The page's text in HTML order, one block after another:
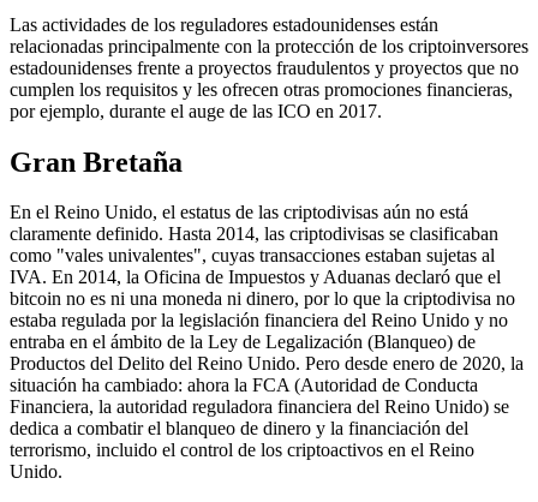
Las actividades de los reguladores estadounidenses están
relacionadas principalmente con la protección de los criptoinversores
estadounidenses frente a proyectos fraudulentos y proyectos que no
cumplen los requisitos y les ofrecen otras promociones financieras,
por ejemplo, durante el auge de las ICO en 2017.
Gran Bretaña
En el Reino Unido, el estatus de las criptodivisas aún no está
claramente definido. Hasta 2014, las criptodivisas se clasificaban
como "vales univalentes", cuyas transacciones estaban sujetas al
IVA. En 2014, la Oficina de Impuestos y Aduanas declaró que el
bitcoin no es ni una moneda ni dinero, por lo que la criptodivisa no
estaba regulada por la legislación financiera del Reino Unido y no
entraba en el ámbito de la Ley de Legalización (Blanqueo) de
Productos del Delito del Reino Unido. Pero desde enero de 2020, la
situación ha cambiado: ahora la FCA (Autoridad de Conducta
Financiera, la autoridad reguladora financiera del Reino Unido) se
dedica a combatir el blanqueo de dinero y la financiación del
terrorismo, incluido el control de los criptoactivos en el Reino
Unido.